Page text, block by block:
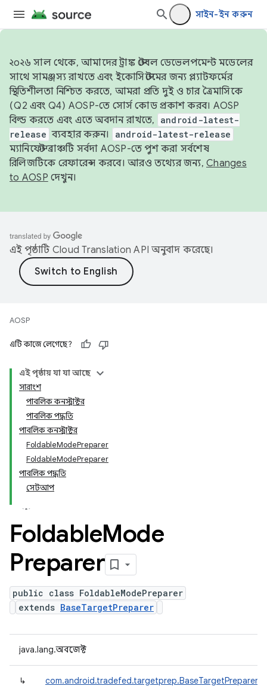
সাইন-ইন করুন
২০২৬ সাল থেকে, আমাদের ট্রাঙ্ক স্টেবল ডেভেলপমেন্ট মডেলের
সাথে সামঞ্জস্য রাখতে এবং ইকোসিস্টেমের জন্য প্ল্যাটফর্মের
স্থিতিশীলতা নিশ্চিত করতে, আমরা প্রতি দুই ও চার ত্রৈমাসিকে
(Q2 এবং Q4) AOSP-তে সোর্স কোড প্রকাশ করব। AOSP
বিল্ড করতে এবং এতে অবদান রাখতে,
android-latest-
release ব্যবহার করুন। android-latest-release
ম্যানিফেস্ট ব্রাঞ্চটি সর্বদা AOSP-তে পুশ করা সর্বশেষ
রিলিজটিকে রেফারেন্স করবে। আরও তথ্যের জন্য, Changes
to AOSP দেখুন।
এই পৃষ্ঠাটি Cloud Translation API অনুবাদ করেছে।
AOSP
এটি কাজে লেগেছে?
এই পৃষ্ঠায় যা যা আছে
সারাংশ
পাবলিক কনস্ট্রাক্টর
পাবলিক পদ্ধতি
পাবলিক কনস্ট্রাক্টর
FoldableModePreparer
FoldableModePreparer
পাবলিক পদ্ধতি
সেটআপ
FoldableMode
Preparer
public class FoldableModePreparer
extends BaseTargetPreparer
java.lang.অবজেক্ট
↳ com.android.tradefed.targetprep.BaseTargetPreparer